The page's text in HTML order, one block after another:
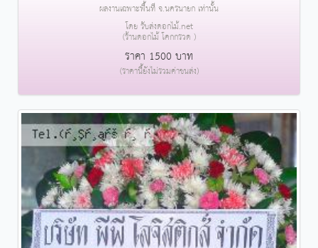
ผลงานเฉพาะพื้นที่ จ.นครนายก เท่านั้น
โดย รับส่งดอกไม้.net
(ร้านดอกไม้ โคกกรวด )
ราคา 1500 บาท
(ราคานี้ยังไม่รวมค่าขนส่ง)